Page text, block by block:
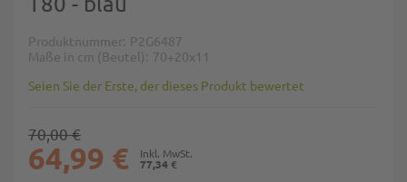
Produktnummer P2G6487
Maße in cm (Beutel)
70+20x11
Seien Sie der Erste, der dieses Produkt bewertet
77,34 €
64,99 €
70,00 €